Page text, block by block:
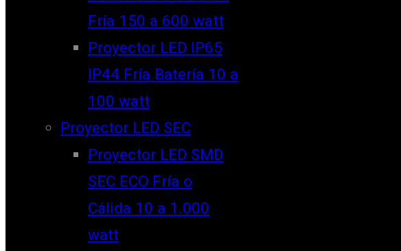
Fría 150 a 600 watt
Proyector LED IP65
IP44 Fría Batería 10 a
100 watt
Proyector LED SEC
Proyector LED SMD
SEC ECO Fría o
Cálida 10 a 1.000
watt